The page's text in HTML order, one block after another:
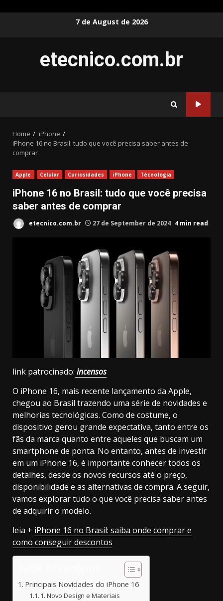
7 de August de 2026
etecnico.com.br
Home
iPhone
iPhone 16 no Brasil: tudo que você precisa saber antes de
comprar
Apple Celular Curiosidades iPhone Técnologia
iPhone 16 no Brasil: tudo que você precisa
saber antes de comprar
etecnico.com.br 27 de September de 2024 4 min read
link patrocinado: incensos
O iPhone 16, mais recente lançamento da Apple,
chegou ao Brasil trazendo uma série de novidades e
melhorias tecnológicas. Como de costume, o
dispositivo gerou grande expectativa, tanto entre os
fãs da marca quanto entre aqueles que buscam um
smartphone de ponta. No entanto, antes de investir
em um iPhone 16, é importante conhecer todos os
detalhes, desde os novos recursos até o preço,
disponibilidade e as alternativas de compra. A seguir,
vamos explorar tudo o que você precisa saber antes
de adquirir o modelo.
leia + iPhone 16 no Brasil: saiba onde comprar e
como conseguir descontos
Principais Novidades do iPhone 16
1. Novo Design e Materiais